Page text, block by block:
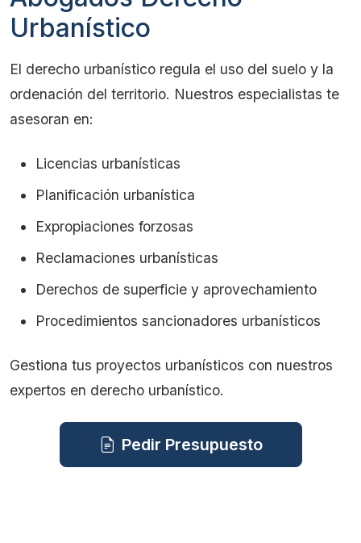
Urbanístico
El derecho urbanístico regula el uso del suelo y la
ordenación del territorio. Nuestros especialistas te
asesoran en:
Licencias urbanísticas
Planificación urbanística
Expropiaciones forzosas
Reclamaciones urbanísticas
Derechos de superficie y aprovechamiento
Procedimientos sancionadores urbanísticos
Gestiona tus proyectos urbanísticos con nuestros
expertos en derecho urbanístico.
Pedir Presupuesto